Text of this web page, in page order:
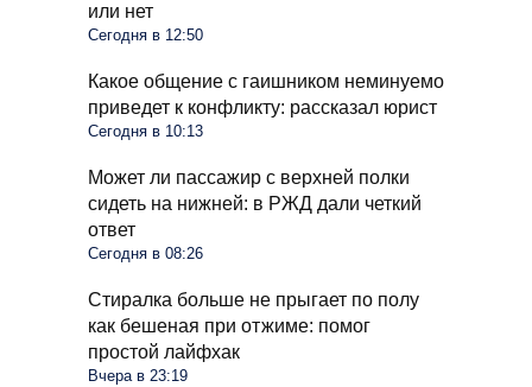
или нет
Сегодня в 12:50
Какое общение с гаишником неминуемо
приведет к конфликту: рассказал юрист
Сегодня в 10:13
Может ли пассажир с верхней полки
сидеть на нижней: в РЖД дали четкий
ответ
Сегодня в 08:26
Стиралка больше не прыгает по полу
как бешеная при отжиме: помог
простой лайфхак
Вчера в 23:19